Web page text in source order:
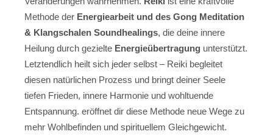
Methode der Energiearbeit und des Gong Meditation
& Klangschalen Soundhealings, die deine innere
Heilung durch gezielte Energieübertragung unterstützt.
Letztendlich heilt sich jeder selbst – Reiki begleitet
diesen natürlichen Prozess und bringt deiner Seele
tiefen Frieden, innere Harmonie und wohltuende
Entspannung. eröffnet dir diese Methode neue Wege zu
mehr Wohlbefinden und spirituellem Gleichgewicht.